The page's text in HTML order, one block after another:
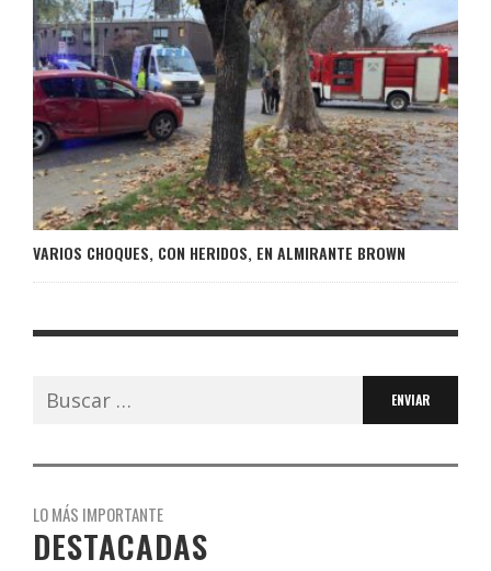
VARIOS CHOQUES, CON HERIDOS, EN ALMIRANTE BROWN
Buscar:
LO MÁS IMPORTANTE
DESTACADAS